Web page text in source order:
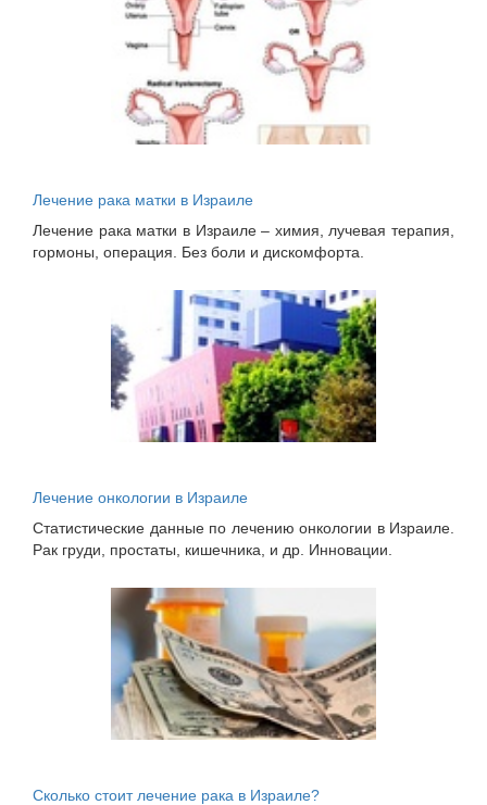
Лечение рака матки в Израиле
Лечение рака матки в Израиле – химия, лучевая терапия,
гормоны, операция. Без боли и дискомфорта.
Лечение онкологии в Израиле
Статистические данные по лечению онкологии в Израиле.
Рак груди, простаты, кишечника, и др. Инновации.
Сколько стоит лечение рака в Израиле?